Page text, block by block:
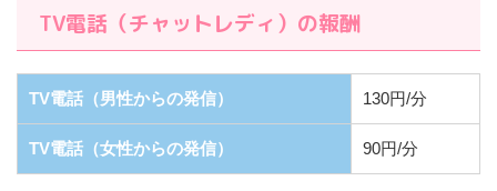
TV電話（チャットレディ）の報酬
TV電話（男性からの発信） 130円/分
TV電話（女性からの発信） 90円/分